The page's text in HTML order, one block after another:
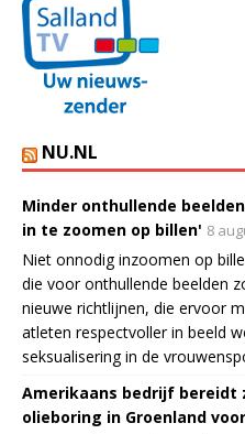
NU.NL
Minder onthullende
in te zoomen op billen' 8
Niet onnodig inzoomen op
die voor onthullende beelden
nieuwe richtlijnen, die ervoor
atleten respectvoller in beeld
seksualisering in de
Amerikaans bedrijf bereidt
olieboring in Groenland voor